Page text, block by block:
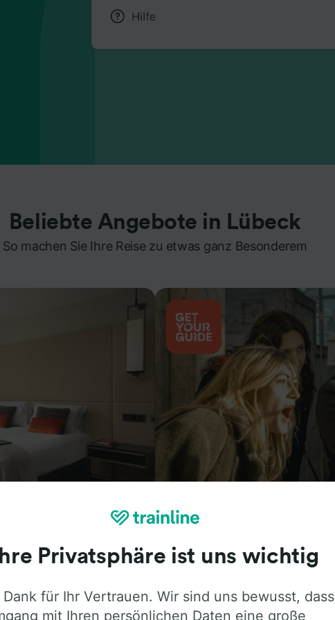
Beliebte Angebote in Lübeck
So machen Sie Ihre Reise zu etwas ganz Besonderem
ehrliche Meinung von Trainline-Nutzern
Ihre Privatsphäre ist uns wichtig
für Ihr Vertrauen. Wir sind uns bewusst, dass
mit Ihren persönlichen Daten eine große